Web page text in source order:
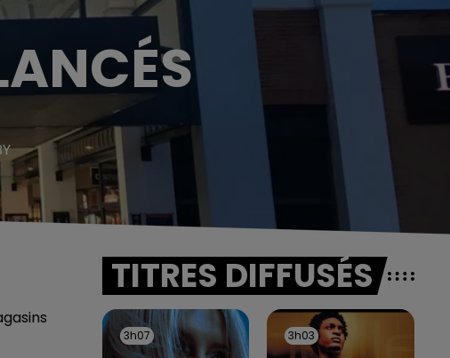
TITRES DIFFUSÉS
3h07
3h07 3h03
3h03